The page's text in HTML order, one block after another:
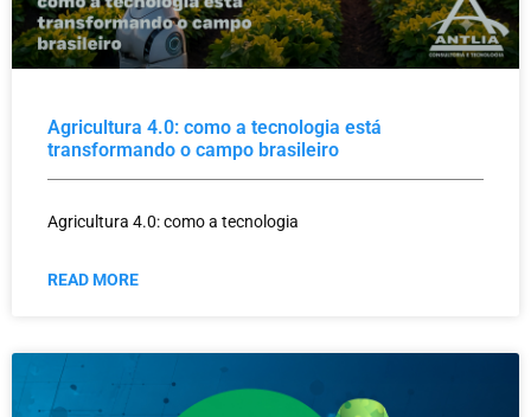
Agricultura 4.0: como a tecnologia está
transformando o campo brasileiro
Agricultura 4.0: como a tecnologia
READ MORE